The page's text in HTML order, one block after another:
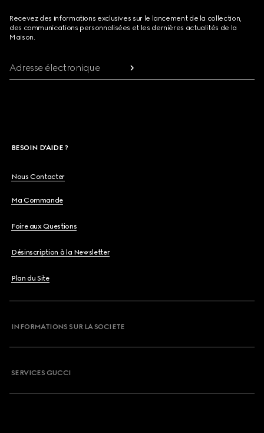
Recevez des informations exclusives sur le lancement de la collection,
des communications personnalisées et les dernières actualités de la
Maison.
Adresse électronique
BESOIN D'AIDE ?
Nous Contacter
Ma Commande
Foire aux Questions
Désinscription à la Newsletter
Plan du Site
INFORMATIONS SUR LA SOCIETE
SERVICES GUCCI